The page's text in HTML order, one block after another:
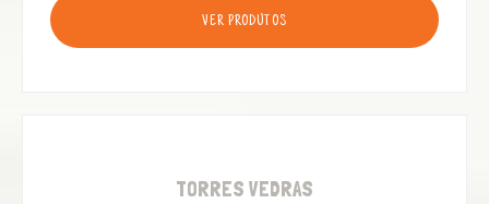
VER PRODUTOS
TORRES VEDRAS